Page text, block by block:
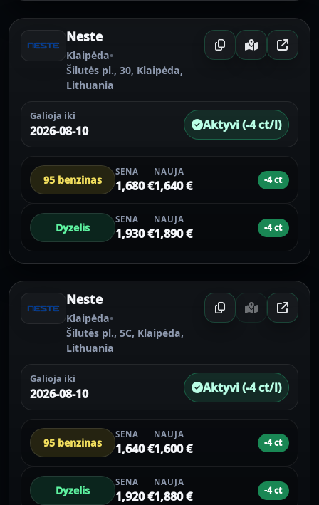
Neste
Klaipėda•
Šilutės pl., 30, Klaipėda,
Lithuania
Galioja iki
2026-08-10 Aktyvi (-4 ct/l)
95 benzinas
SENA
1,680 €
NAUJA
1,640 € -4 ct
Dyzelis
SENA
1,930 €
NAUJA
1,890 € -4 ct
Neste
Klaipėda•
Šilutės pl., 5C, Klaipėda,
Lithuania
Galioja iki
2026-08-10 Aktyvi (-4 ct/l)
95 benzinas
SENA
1,640 €
NAUJA
1,600 € -4 ct
Dyzelis
SENA
1,920 €
NAUJA
1,880 € -4 ct